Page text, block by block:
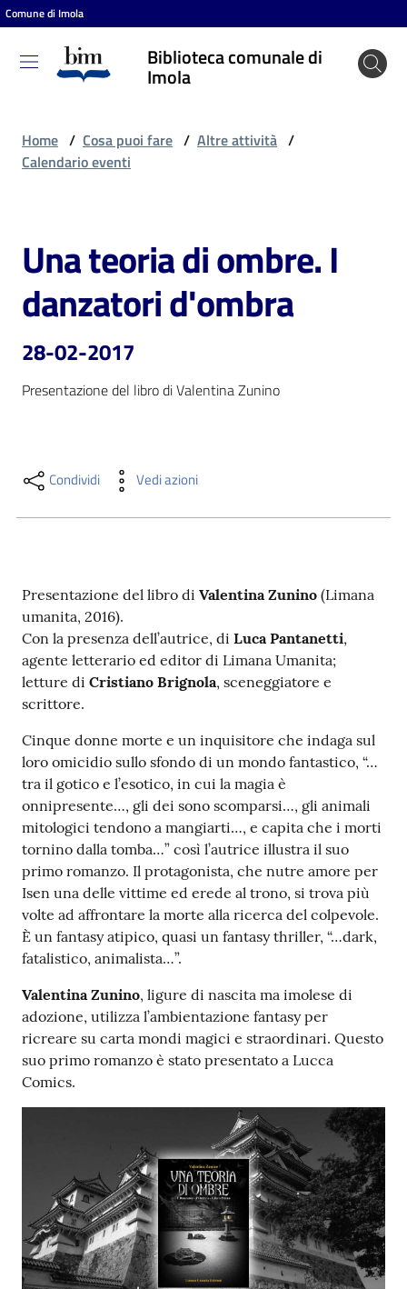
Vai al contenuto
Vai alla navigazione
Vai al footer
Comune di Imola
Biblioteca comunale di
Imola
Biblioteca
comunale
Cosa
puoi
fare
Scopri
Casa
Piani
Archivio
storico
Decentrate
Patto
per
la
lettura
Seguici
su
Catalogo
on line
Home / Cosa puoi fare / Altre attività /
Calendario eventi
Salta al contenuto
Una teoria di ombre. I
danzatori d'ombra
28-02-2017
Presentazione del libro di Valentina Zunino
Condividi Vedi azioni
Presentazione del libro di Valentina Zunino (Limana
umanita, 2016).
Con la presenza dell’autrice, di Luca Pantanetti,
agente letterario ed editor di Limana Umanita;
letture di Cristiano Brignola, sceneggiatore e
scrittore.
Cinque donne morte e un inquisitore che indaga sul
loro omicidio sullo sfondo di un mondo fantastico, “…
tra il gotico e l’esotico, in cui la magia è
onnipresente…, gli dei sono scomparsi…, gli animali
mitologici tendono a mangiarti…, e capita che i morti
tornino dalla tomba…” così l’autrice illustra il suo
primo romanzo. Il protagonista, che nutre amore per
Isen una delle vittime ed erede al trono, si trova più
volte ad affrontare la morte alla ricerca del colpevole.
È un fantasy atipico, quasi un fantasy thriller, “…dark,
fatalistico, animalista…”.
Valentina Zunino, ligure di nascita ma imolese di
adozione, utilizza l’ambientazione fantasy per
ricreare su carta mondi magici e straordinari. Questo
suo primo romanzo è stato presentato a Lucca
Comics.